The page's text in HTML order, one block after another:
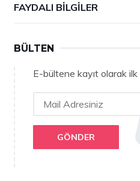
FAYDALI BILGILER
BÜLTEN
E-bültene kayıt olarak
GÖNDER